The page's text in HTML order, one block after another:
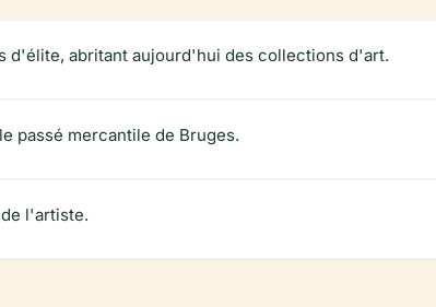
d'élite, abritant aujourd'hui des collections d'art.
passé mercantile de Bruges.
l'artiste.